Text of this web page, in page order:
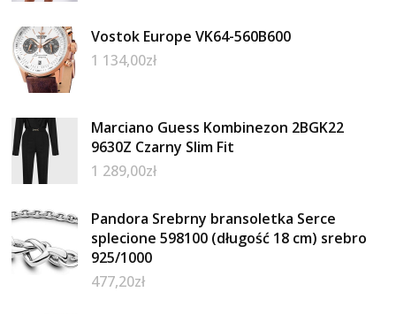
Vostok Europe VK64-560B600
1 134,00zł
Marciano Guess Kombinezon 2BGK22
9630Z Czarny Slim Fit
1 289,00zł
Pandora Srebrny bransoletka Serce
splecione 598100 (długość 18 cm) srebro
925/1000
477,20zł